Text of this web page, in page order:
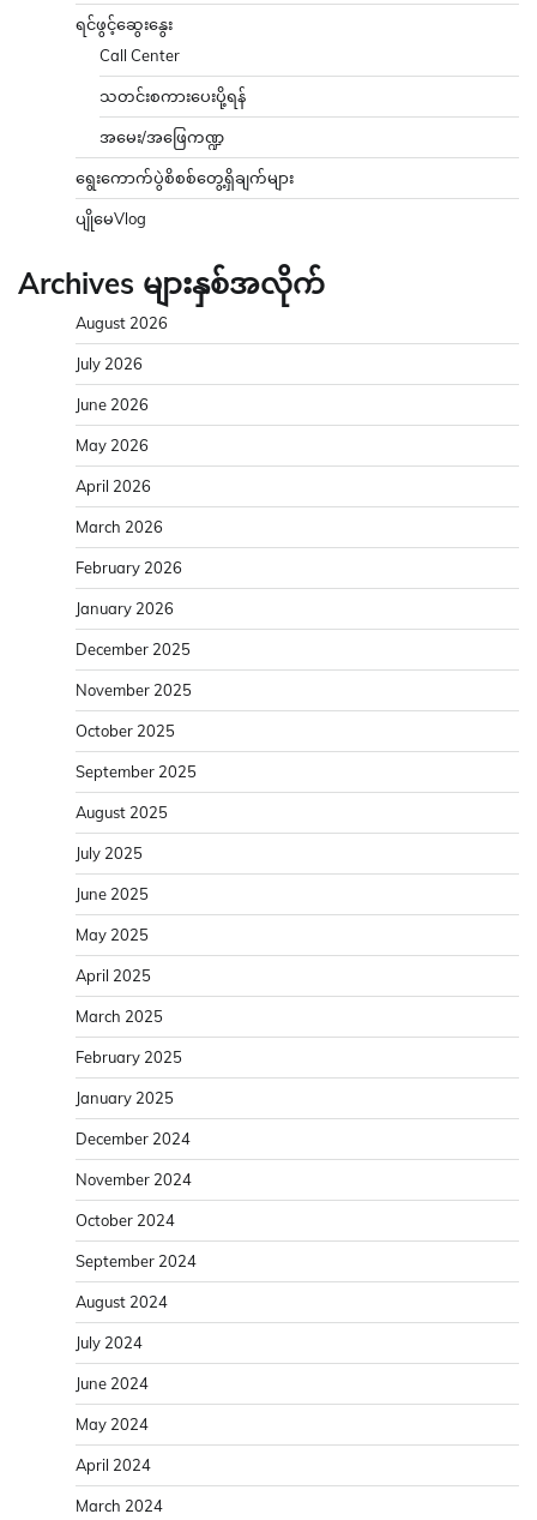
ရင်ဖွင့်ဆွေးနွေး
Call Center
သတင်းစကားပေးပို့ရန်
အမေး/အဖြေကဏ္ဍ
ရွေးကောက်ပွဲစိစစ်တွေ့ရှိချက်များ
ပျိုမေVlog
Archives များနှစ်အလိုက်
August 2026
July 2026
June 2026
May 2026
April 2026
March 2026
February 2026
January 2026
December 2025
November 2025
October 2025
September 2025
August 2025
July 2025
June 2025
May 2025
April 2025
March 2025
February 2025
January 2025
December 2024
November 2024
October 2024
September 2024
August 2024
July 2024
June 2024
May 2024
April 2024
March 2024